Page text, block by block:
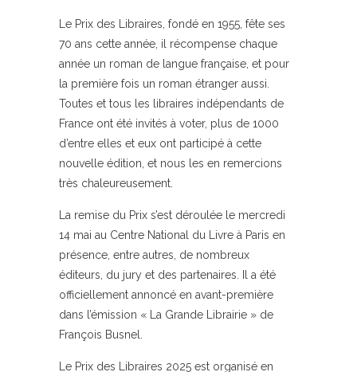
Le Prix des Libraires, fondé en 1955, fête ses
70 ans cette année, il récompense chaque
année un roman de langue française, et pour
la première fois un roman étranger aussi.
Toutes et tous les libraires indépendants de
France ont été invités à voter, plus de 1000
d’entre elles et eux ont participé à cette
nouvelle édition, et nous les en remercions
très chaleureusement.
La remise du Prix s’est déroulée le mercredi
14 mai au Centre National du Livre à Paris en
présence, entre autres, de nombreux
éditeurs, du jury et des partenaires. Il a été
officiellement annoncé en avant-première
dans l’émission « La Grande Librairie » de
François Busnel.
Le Prix des Libraires 2025 est organisé en